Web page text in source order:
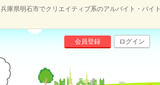
兵庫県明石市でクリエイティブ系のアルバイト・バイ
会員登録 ログイン